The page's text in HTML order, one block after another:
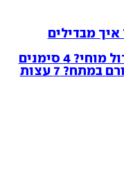
מבדילים
4 סימנים
7 עצות